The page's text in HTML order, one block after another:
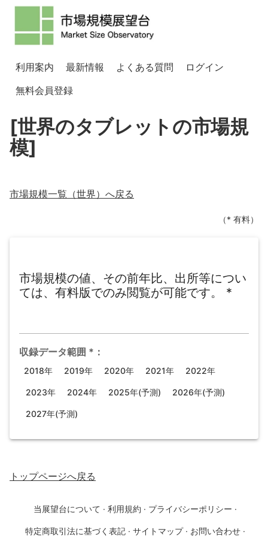
利用案内 最新情報 よくある質問
ログイン
無料会員登録
[世界のタブレットの市場規
模]
市場規模一覧（世界）へ戻る
（* 有料）
市場規模の値、その前年比、出所等につい
ては、有料版でのみ閲覧が可能です。
*
収録データ範囲 * ：
2018年 2019年 2020年 2021年 2022年
2023年 2024年 2025年(予測) 2026年(予測)
2027年(予測)
トップページへ戻る
当展望台について · 利用規約 · プライバシーポリシー ·
特定商取引法に基づく表記 · サイトマップ · お問い合わせ ·